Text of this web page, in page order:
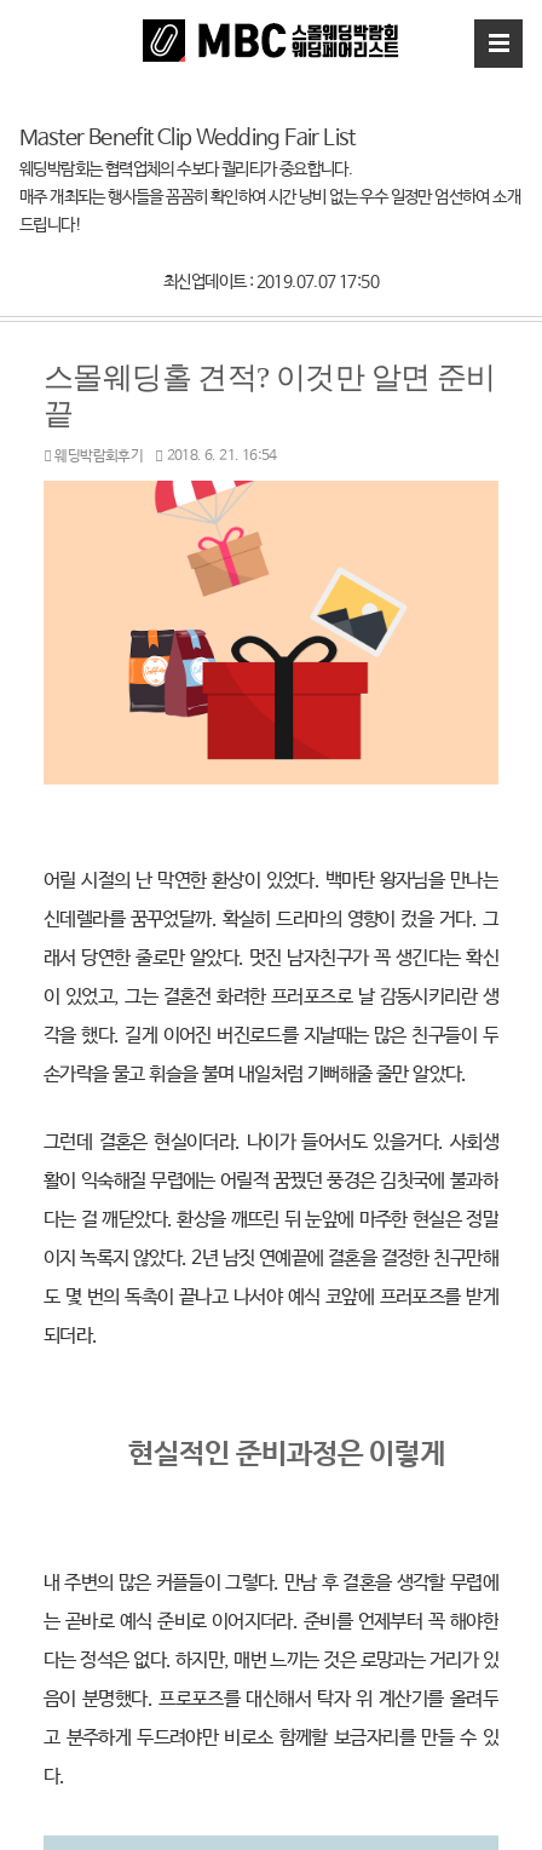
Master Benefit Clip Wedding Fair List
웨딩박람회는 협력업체의 수보다 퀄리티가 중요합니다.
매주 개최되는 행사들을 꼼꼼히 확인하여 시간 낭비 없는 우수 일정만 엄선하여 소개
드립니다!
최신업데이트 : 2019.07.07 17:50
스몰웨딩홀 견적? 이것만 알면 준비
끝
웨딩박람회후기 2018. 6. 21. 16:54
어릴 시절의 난 막연한 환상이 있었다. 백마탄 왕자님을 만나는
신데렐라를 꿈꾸었달까. 확실히 드라마의 영향이 컸을 거다. 그
래서 당연한 줄로만 알았다. 멋진 남자친구가 꼭 생긴다는 확신
이 있었고, 그는 결혼전 화려한 프러포즈로 날 감동시키리란 생
각을 했다. 길게 이어진 버진로드를 지날때는 많은 친구들이 두
손가락을 물고 휘슬을 불며 내일처럼 기뻐해줄 줄만 알았다.
그런데 결혼은 현실이더라. 나이가 들어서도 있을거다. 사회생
활이 익숙해질 무렵에는 어릴적 꿈꿨던 풍경은 김칫국에 불과하
다는 걸 깨닫았다. 환상을 깨뜨린 뒤 눈앞에 마주한 현실은 정말
이지 녹록지 않았다. 2년 남짓 연예끝에 결혼을 결정한 친구만해
도 몇 번의 독촉이 끝나고 나서야 예식 코앞에 프러포즈를 받게
되더라.
현실적인 준비과정은 이렇게
내 주변의 많은 커플들이 그렇다. 만남 후 결혼을 생각할 무렵에
는 곧바로 예식 준비로 이어지더라. 준비를 언제부터 꼭 해야한
다는 정석은 없다. 하지만, 매번 느끼는 것은 로망과는 거리가 있
음이 분명했다. 프로포즈를 대신해서 탁자 위 계산기를 올려두
고 분주하게 두드려야만 비로소 함께할 보금자리를 만들 수 있
다.